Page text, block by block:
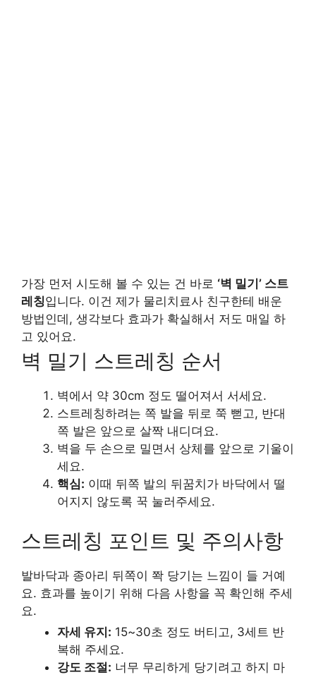
가장 먼저 시도해 볼 수 있는 건 바로 ‘벽 밀기’ 스트
레칭입니다. 이건 제가 물리치료사 친구한테 배운
방법인데, 생각보다 효과가 확실해서 저도 매일 하
고 있어요.
벽 밀기 스트레칭 순서
벽에서 약 30cm 정도 떨어져서 서세요.
스트레칭하려는 쪽 발을 뒤로 쭉 뻗고, 반대
쪽 발은 앞으로 살짝 내디뎌요.
벽을 두 손으로 밀면서 상체를 앞으로 기울이
세요.
핵심: 이때 뒤쪽 발의 뒤꿈치가 바닥에서 떨
어지지 않도록 꾹 눌러주세요.
스트레칭 포인트 및 주의사항
발바닥과 종아리 뒤쪽이 쫙 당기는 느낌이 들 거예
요. 효과를 높이기 위해 다음 사항을 꼭 확인해 주세
요.
자세 유지: 15~30초 정도 버티고, 3세트 반
복해 주세요.
강도 조절: 너무 무리하게 당기려고 하지 마